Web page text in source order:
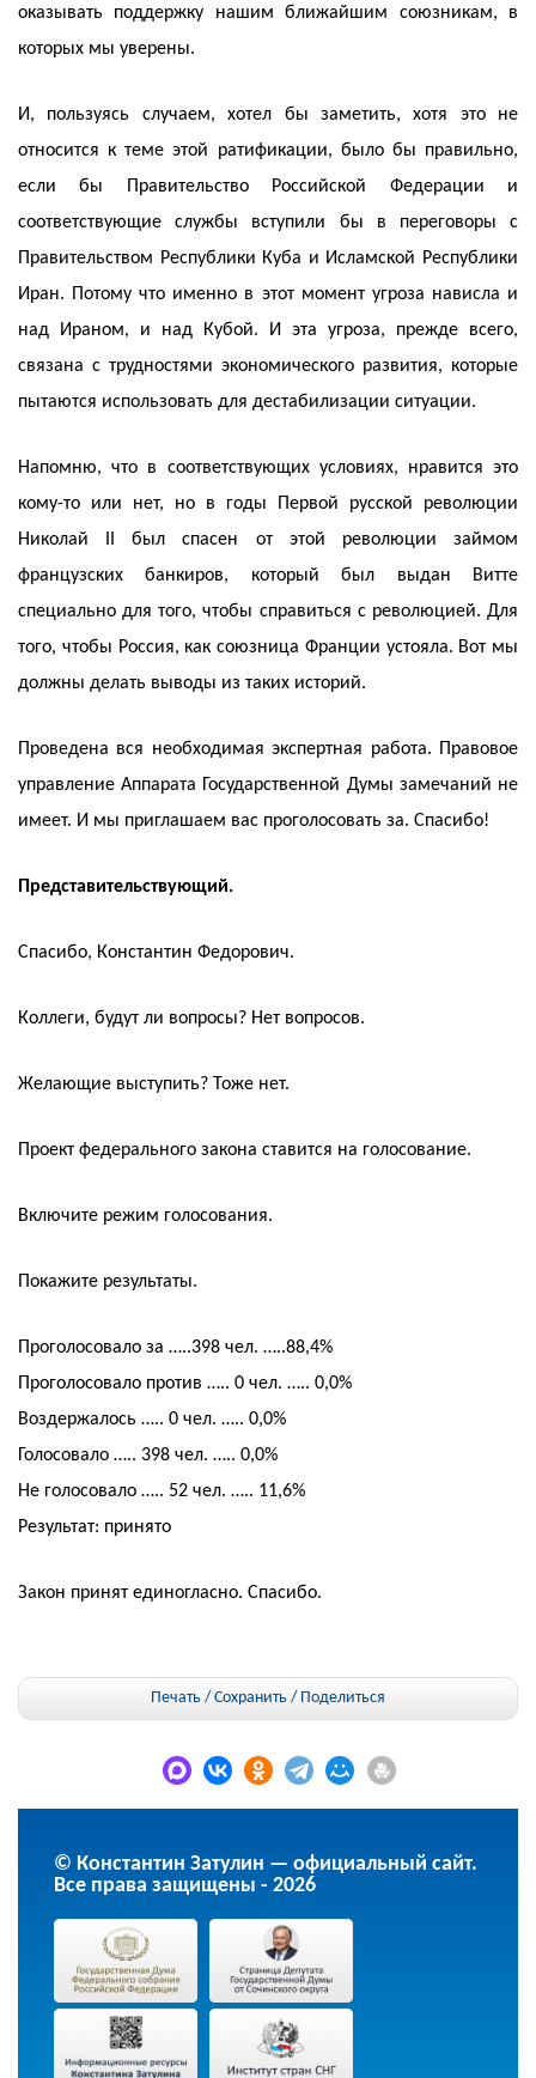
оказывать поддержку нашим ближайшим союзникам, в
которых мы уверены.
И, пользуясь случаем, хотел бы заметить, хотя это не
относится к теме этой ратификации, было бы правильно,
если бы Правительство Российской Федерации и
соответствующие службы вступили бы в переговоры с
Правительством Республики Куба и Исламской Республики
Иран. Потому что именно в этот момент угроза нависла и
над Ираном, и над Кубой. И эта угроза, прежде всего,
связана с трудностями экономического развития, которые
пытаются использовать для дестабилизации ситуации.
Напомню, что в соответствующих условиях, нравится это
кому-то или нет, но в годы Первой русской революции
Николай II был спасен от этой революции займом
французских банкиров, который был выдан Витте
специально для того, чтобы справиться с революцией. Для
того, чтобы Россия, как союзница Франции устояла. Вот мы
должны делать выводы из таких историй.
Проведена вся необходимая экспертная работа. Правовое
управление Аппарата Государственной Думы замечаний не
имеет. И мы приглашаем вас проголосовать за. Спасибо!
Представительствующий.
Спасибо, Константин Федорович.
Коллеги, будут ли вопросы? Нет вопросов.
Желающие выступить? Тоже нет.
Проект федерального закона ставится на голосование.
Включите режим голосования.
Покажите результаты.
Проголосовало за …..398 чел. …..88,4%
Проголосовало против ….. 0 чел. ….. 0,0%
Воздержалось ….. 0 чел. ….. 0,0%
Голосовало ….. 398 чел. ….. 0,0%
Не голосовало ….. 52 чел. ….. 11,6%
Результат: принято
Закон принят единогласно. Спасибо.
Печать / Сохранить / Поделиться
© Константин Затулин — официальный сайт.
Все права защищены - 2026